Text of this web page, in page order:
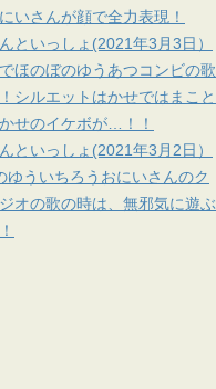
いさんが顔で全力表現！
といっしょ(2021年3月3日）
ほのぼのゆうあつコンビの歌
シルエットはかせではまこと
せのイケボが…！！
といっしょ(2021年3月2日）
ゆういちろうおにいさんのク
オの歌の時は、無邪気に遊ぶ